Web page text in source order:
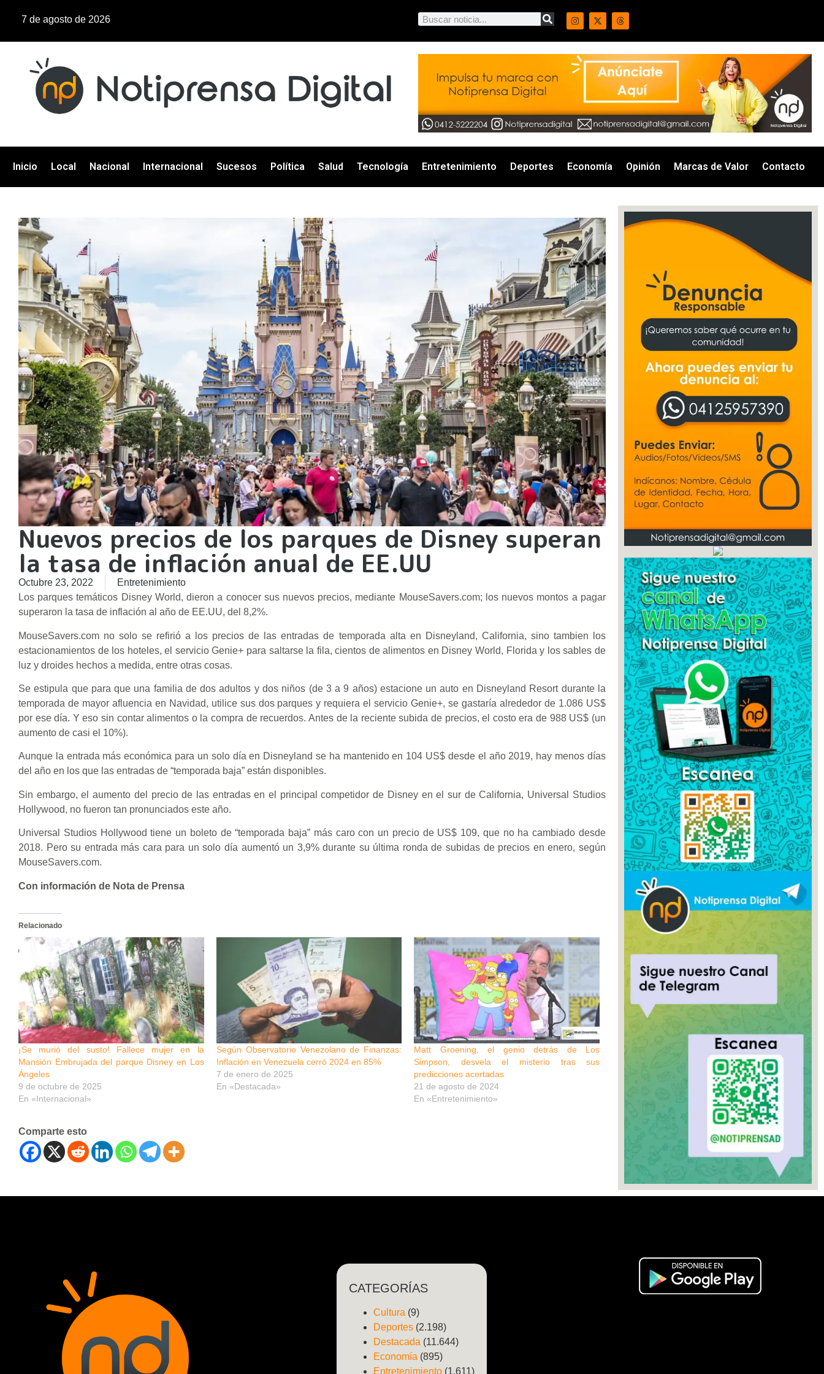
7 de agosto de 2026
Inicio Local Nacional Internacional Sucesos Política Salud Tecnología Entretenimiento Deportes Economía Opinión Marcas de Valor Contacto
Nuevos precios de los parques de Disney superan
la tasa de inflación anual de EE.UU
Octubre 23, 2022
Entretenimiento
Los parques temáticos Disney World, dieron a conocer sus nuevos precios, mediante MouseSavers.com; los nuevos montos a pagar
superaron la tasa de inflación al año de EE.UU, del 8,2%.
MouseSavers.com no solo se refirió a los precios de las entradas de temporada alta en Disneyland, California, sino tambien los
estacionamientos de los hoteles, el servicio Genie+ para saltarse la fila, cientos de alimentos en Disney World, Florida y los sables de
luz y droides hechos a medida, entre otras cosas.
Se estipula que para que una familia de dos adultos y dos niños (de 3 a 9 años) estacione un auto en Disneyland Resort durante la
temporada de mayor afluencia en Navidad, utilice sus dos parques y requiera el servicio Genie+, se gastaría alrededor de 1.086 US$
por ese día. Y eso sin contar alimentos o la compra de recuerdos. Antes de la reciente subida de precios, el costo era de 988 US$ (un
aumento de casi el 10%).
Aunque la entrada más económica para un solo día en Disneyland se ha mantenido en 104 US$ desde el año 2019, hay menos días
del año en los que las entradas de “temporada baja” están disponibles.
Sin embargo, el aumento del precio de las entradas en el principal competidor de Disney en el sur de California, Universal Studios
Hollywood, no fueron tan pronunciados este año.
Universal Studios Hollywood tiene un boleto de “temporada baja” más caro con un precio de US$ 109, que no ha cambiado desde
2018. Pero su entrada más cara para un solo día aumentó un 3,9% durante su última ronda de subidas de precios en enero, según
MouseSavers.com.
Con información de Nota de Prensa
Relacionado
¡Se murió del susto! Fallece mujer en la
Mansión Embrujada del parque Disney en Los
Ángeles
9 de octubre de 2025
En «Internacional»
Según Observatorio Venezolano de Finanzas:
Inflación en Venezuela cerró 2024 en 85%
7 de enero de 2025
En «Destacada»
Matt Groening, el genio detrás de Los
Simpson, desvela el misterio tras sus
predicciones acertadas
21 de agosto de 2024
En «Entretenimiento»
Comparte esto
CATEGORÍAS
Cultura (9)
Deportes (2.198)
Destacada (11.644)
Economía (895)
Entretenimiento (1.611)